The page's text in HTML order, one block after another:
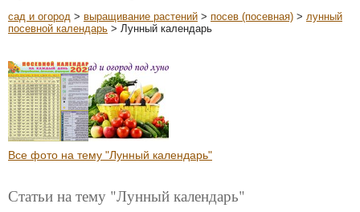
сад и огород > выращивание растений > посев (посевная) > лунный
посевной календарь > Лунный календарь
Все фото на тему "Лунный календарь"
Статьи на тему "Лунный календарь"